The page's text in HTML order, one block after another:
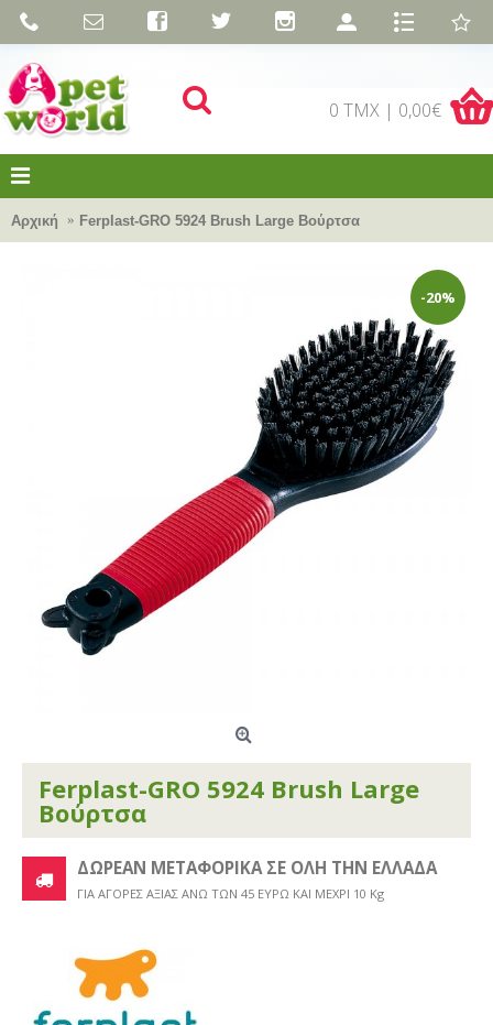
0 TMX | 0,00€
Αρχική Ferplast-GRO 5924 Brush Large Βούρτσα
-20%
Ferplast-GRO 5924 Brush Large
Βούρτσα
ΔΩΡΕΑΝ ΜΕΤΑΦΟΡΙΚΑ ΣΕ ΟΛΗ ΤΗΝ ΕΛΛΑΔΑ
ΓΙΑ ΑΓΟΡΕΣ ΑΞΙΑΣ ΑΝΩ ΤΩΝ 45 ΕΥΡΩ ΚΑΙ ΜΕΧΡΙ 10 Kg